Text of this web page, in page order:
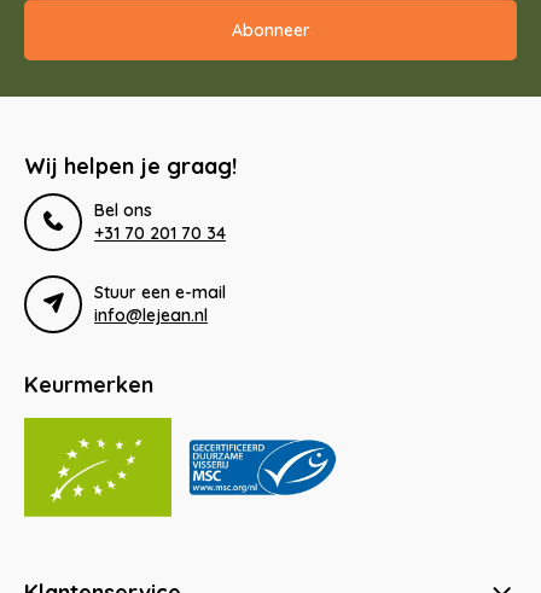
Abonneer
Wij helpen je graag!
Bel ons
+31 70 201 70 34
Stuur een e-mail
info@lejean.nl
Keurmerken